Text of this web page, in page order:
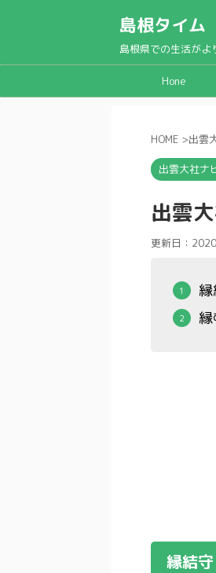
島根タイム
島根県での生活がよ
Hone
HOME >出雲
出雲大社ナ
出雲
更新日：
縁結